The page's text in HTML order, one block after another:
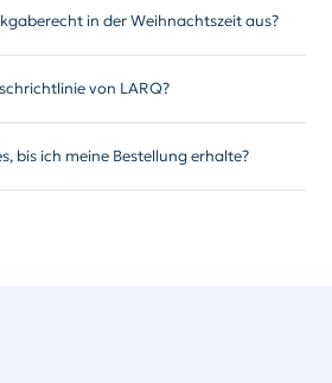
in der Weihnachtszeit aus?
von LARQ?
bis ich meine Bestellung erhalte?